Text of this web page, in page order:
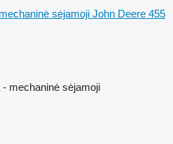
mechaninė sėjamoji John Deere 455
mechaninė sėjamoji